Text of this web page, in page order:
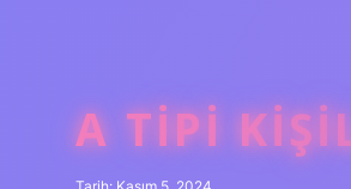
A TIPI